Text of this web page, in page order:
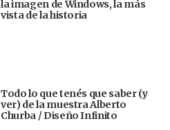
la imagen de Windows, la más
vista de la historia
Todo lo que tenés que saber (y
ver) de la muestra Alberto
Churba / Diseño Infinito